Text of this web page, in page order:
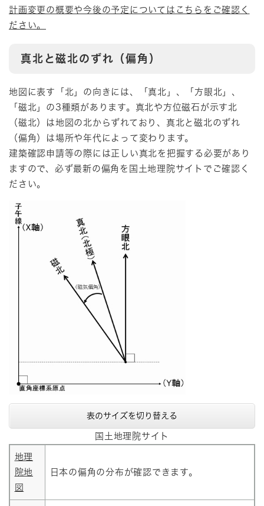
計画変更の概要や今後の予定についてはこちらをご確認く
ださい。
真北と磁北のずれ（偏角）
地図に表す「北」の向きには、「真北」、「方眼北」、
「磁北」の3種類があります。真北や方位磁石が示す北
（磁北）は地図の北からずれており、真北と磁北のずれ
（偏角）は場所や年代によって変わります。
建築確認申請等の際には正しい真北を把握する必要があり
ますので、必ず最新の偏角を国土地理院サイトでご確認く
ださい。
表のサイズを切り替える
国土地理院サイト
地理
院地
図
日本の偏角の分布が確認できます。